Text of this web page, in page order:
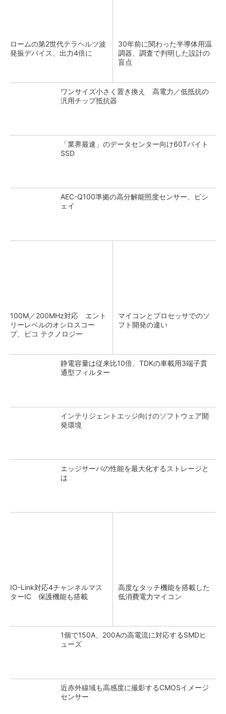
ロームの第2世代テラヘルツ波
発振デバイス、出力4倍に
30年前に関わった半導体用温
調器、調査で判明した設計の
盲点
ワンサイズ小さく置き換え 高電力／低抵抗の
汎用チップ抵抗器
「業界最速」のデータセンター向け60Tバイト
SSD
AEC-Q100準拠の高分解能照度センサー、ビシ
ェイ
100M／200MHz対応 エント
リーレベルのオシロスコー
プ、ピコ テクノロジー
マイコンとプロセッサでのソ
フト開発の違い
静電容量は従来比10倍、TDKの車載用3端子貫
通型フィルター
インテリジェントエッジ向けのソフトウェア開
発環境
エッジサーバの性能を最大化するストレージと
は
IO-Link対応4チャンネルマス
ターIC 保護機能も搭載
高度なタッチ機能を搭載した
低消費電力マイコン
1個で150A、200Aの高電流に対応するSMDヒ
ューズ
近赤外線域も高感度に撮影するCMOSイメージ
センサー